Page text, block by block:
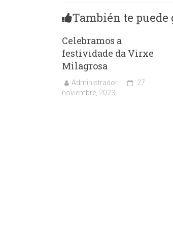
También te puede
Celebramos a
festividade da Virxe
Milagrosa
Administrador
27
noviembre, 2023